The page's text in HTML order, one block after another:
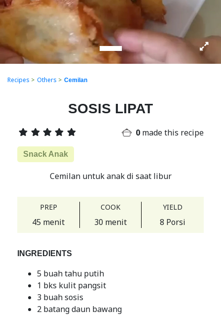
Recipes > Others > Cemilan
SOSIS LIPAT
0 made this recipe
Snack Anak
Cemilan untuk anak di saat libur
PREP
45 menit
COOK
30 menit
YIELD
8 Porsi
INGREDIENTS
5 buah tahu putih
1 bks kulit pangsit
3 buah sosis
2 batang daun bawang